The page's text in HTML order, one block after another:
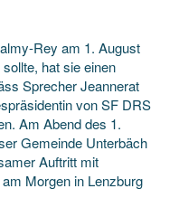
Rey am 1. August
hat sie einen
Sprecher Jeannerat
von SF DRS
Am Abend des 1.
Gemeinde Unterbäch
Auftritt mit
Morgen in Lenzburg